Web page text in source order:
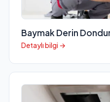
Baymak Derin
Detaylı bilgi →